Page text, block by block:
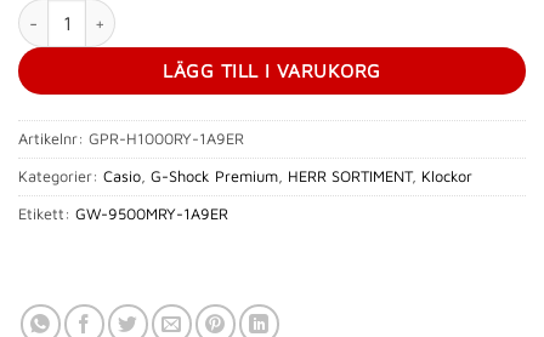
CASIO G-Shock Rangeman Master of G-Land mängd
LÄGG TILL I VARUKORG
Artikelnr: GPR-H1000RY-1A9ER
Kategorier: Casio, G-Shock Premium, HERR SORTIMENT, Klockor
Etikett: GW-9500MRY-1A9ER